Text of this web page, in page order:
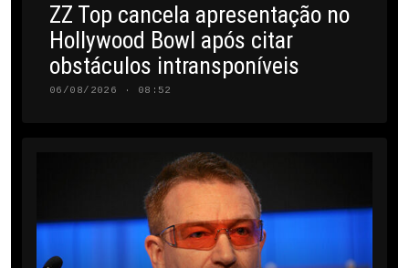
ZZ Top cancela apresentação no
Hollywood Bowl após citar
obstáculos intransponíveis
06/08/2026 · 08:52